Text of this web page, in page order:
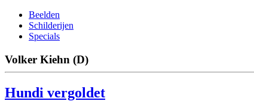
Beelden
Schilderijen
Specials
Volker Kiehn (D)
Hundi vergoldet